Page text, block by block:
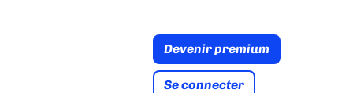
Devenir premium
Se connecter